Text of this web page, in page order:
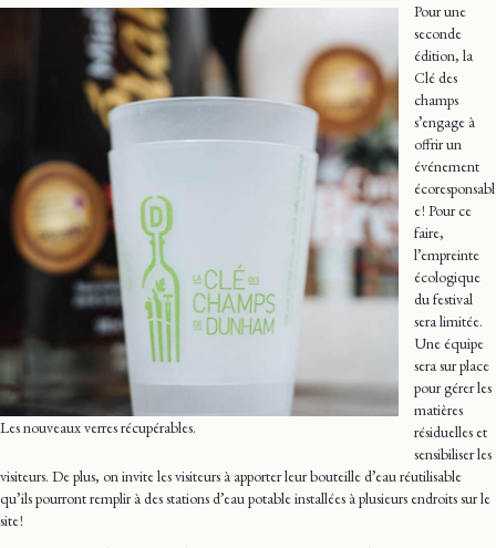
Les nouveaux verres récupérables.
Pour une
seconde
édition, la
Clé des
champs
s’engage à
offrir un
événement
écoresponsabl
e ! Pour ce
faire,
l’empreinte
écologique
du festival
sera limitée.
Une équipe
sera sur place
pour gérer les
matières
résiduelles et
sensibiliser les
visiteurs. De plus, on invite les visiteurs à apporter leur bouteille d’eau réutilisable
qu’ils pourront remplir à des stations d’eau potable installées à plusieurs endroits sur le
site !